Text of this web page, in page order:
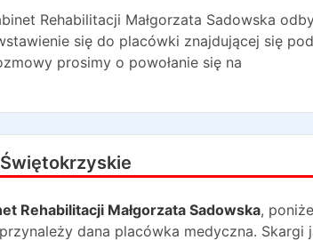
Rehabilitacji Małgorzata Sadowska
się do placówki znajdującej się pod
prosimy o powołanie się na
Świętokrzyskie
Rehabilitacji Małgorzata Sadowska,
dana placówka medyczna. Skargi